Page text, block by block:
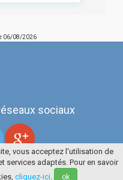
06/08/2026
sociaux
/ 2026
vous acceptez l'utilisation de
adaptés. Pour en savoir
cliquez-ici ok